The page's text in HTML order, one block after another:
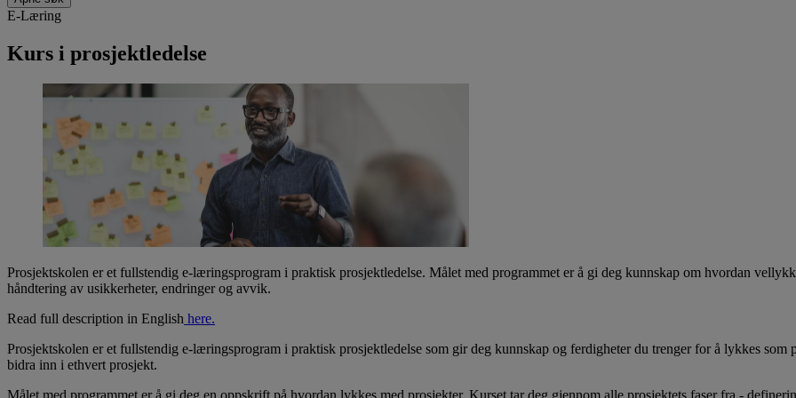
E-Læring
Kurs i prosjektledelse
Prosjektskolen er et fullstendig e-læringsprogram i praktisk prosjektledelse. Målet med programmet er å gi deg kunnskap om hvordan
håndtering av usikkerheter, endringer og avvik.
Read full description in English here.
Prosjektskolen er et fullstendig e-læringsprogram i praktisk prosjektledelse som gir deg kunnskap og ferdigheter du trenger for å lykkes
bidra inn i ethvert prosjekt.
Målet med programmet er å gi deg en oppskrift på hvordan lykkes med prosjekter. Kurset tar deg gjennom alle prosjektets faser fra -